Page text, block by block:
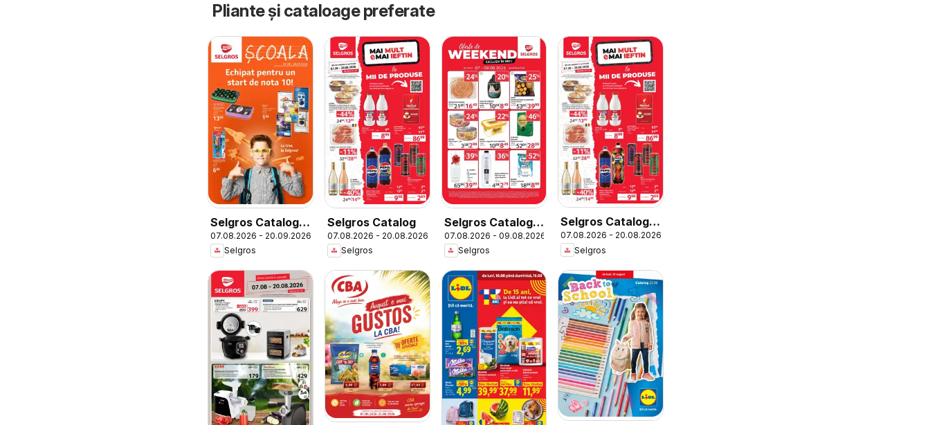
Pliante și cataloage preferate
Selgros Catalog
Şcoala
07.08.2026 - 20.09.2026
Selgros
Selgros Catalog
07.08.2026 - 20.08.2026
Selgros
Selgros Catalog
Oferte de
weekend
07.08.2026 - 09.08.2026
Selgros
Selgros Catalog
Magazine Mici
07.08.2026 - 20.08.2026
Selgros